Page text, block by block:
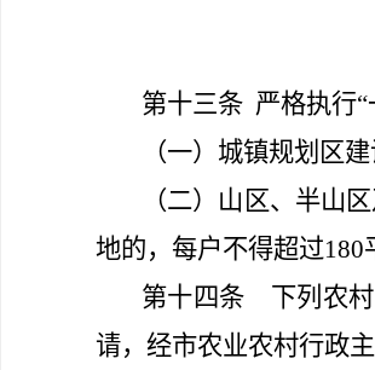
第十三条 严格执行
（一）城镇规划区
（二）山区、半山
地的，每户不得超过
第十四条 下列农村
请，经市农业农村行政